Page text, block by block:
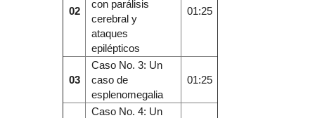
02
con parálisis
cerebral y
ataques
epilépticos
01:25
03
Caso No. 3: Un
caso de
esplenomegalia
01:25
Caso No. 4: Un